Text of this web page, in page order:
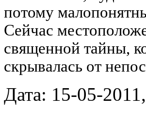
потому
Сейчас
священной тайны,
скрывалась от
Дата: 15-05-